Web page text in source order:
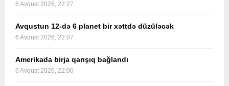
6 Avqust 2026, 22:27
Avqustun 12-də 6 planet bir xəttdə düzüləcək
6 Avqust 2026, 22:07
Amerikada birja qarışıq bağlandı
6 Avqust 2026, 22:00